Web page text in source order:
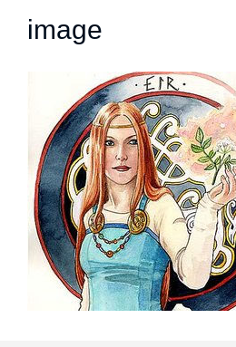
image